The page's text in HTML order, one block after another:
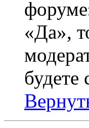
«Да»,
будете